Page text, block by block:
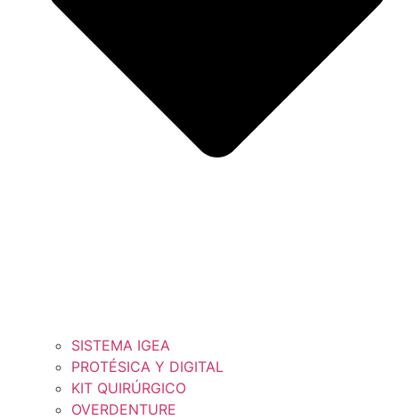
SISTEMA IGEA
PROTÉSICA Y DIGITAL
KIT QUIRÚRGICO
OVERDENTURE